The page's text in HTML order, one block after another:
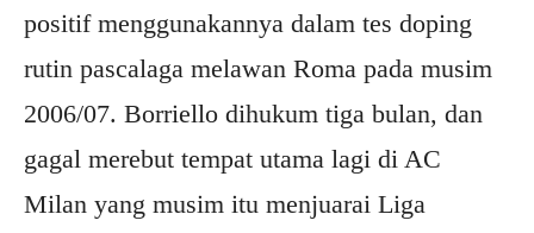
positif menggunakannya dalam tes doping
rutin pascalaga melawan Roma pada musim
2006/07. Borriello dihukum tiga bulan, dan
gagal merebut tempat utama lagi di AC
Milan yang musim itu menjuarai Liga